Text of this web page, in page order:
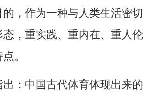
，作为一种与人类生活密切
，重实践、重内在、重人伦
。
：中国古代体育体现出来的